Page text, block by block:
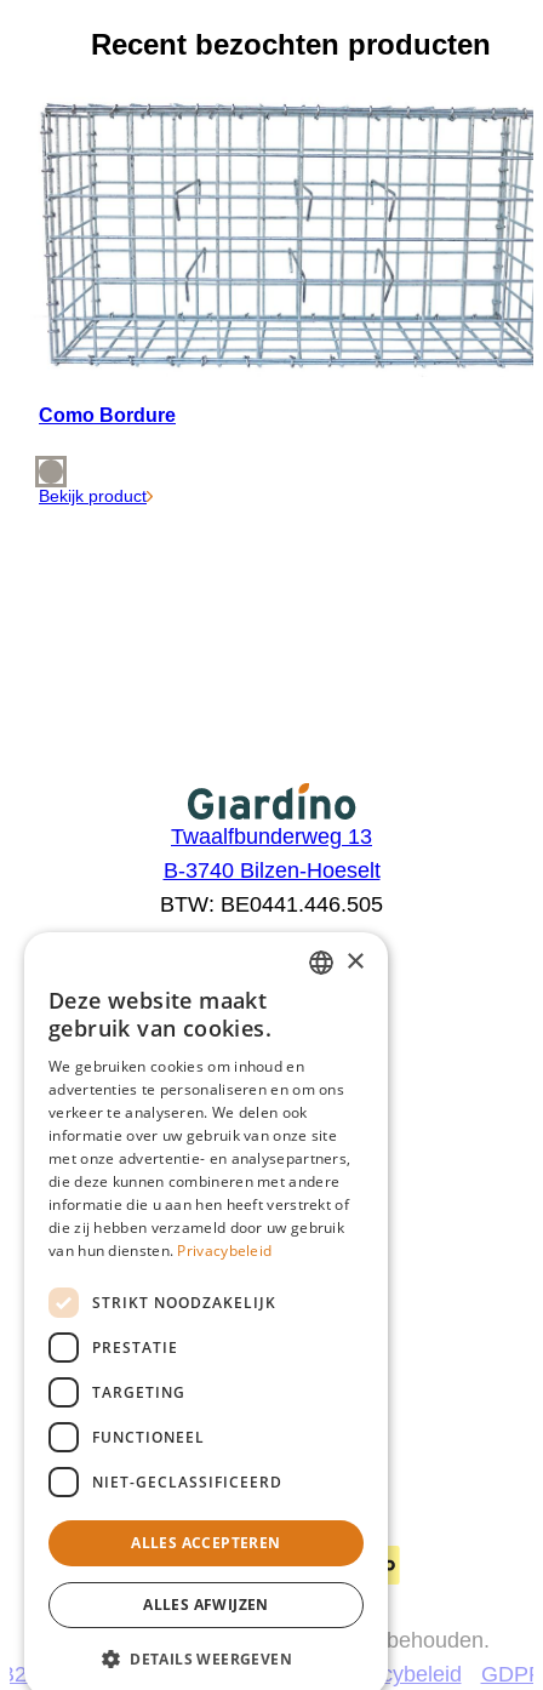
Recent bezochten producten
Como Bordure
Bekijk product
Twaalfbunderweg 13
B-3740 Bilzen-Hoeselt
BTW: BE0441.446.505
Aanbod
Configurator
Producten
Advies
Blog
Giardino
Team
Dealers
Klantenservice
Betaalwijzen
© 2026 Giardino. Alle rechten voorbehouden.
B2C
Privacybeleid GDPR
ENGLISH
GERMAN
×
Deze website maakt
gebruik van cookies.
We gebruiken cookies om inhoud en
advertenties te personaliseren en om ons
verkeer te analyseren. We delen ook
informatie over uw gebruik van onze site
met onze advertentie- en analysepartners,
die deze kunnen combineren met andere
informatie die u aan hen heeft verstrekt of
die zij hebben verzameld door uw gebruik
van hun diensten. Privacybeleid
STRIKT NOODZAKELIJK
PRESTATIE
TARGETING
FUNCTIONEEL
NIET-GECLASSIFICEERD
ALLES ACCEPTEREN
ALLES AFWIJZEN
DETAILS WEERGEVEN